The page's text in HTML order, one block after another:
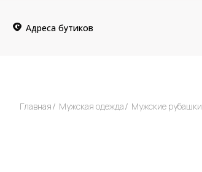
Адреса бутиков
Главная Мужская одежда Мужские рубашки